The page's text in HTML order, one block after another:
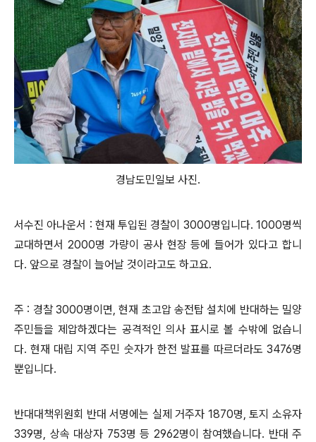
경남도민일보 사진.
서수진 아나운서 : 현재 투입된 경찰이 3000명입니다. 1000명씩
교대하면서 2000명 가량이 공사 현장 등에 들어가 있다고 합니
다. 앞으로 경찰이 늘어날 것이라고도 하고요.
주 : 경찰 3000명이면, 현재 초고압 송전탑 설치에 반대하는 밀양
주민들을 제압하겠다는 공격적인 의사 표시로 볼 수밖에 없습니
다. 현재 대립 지역 주민 숫자가 한전 발표를 따르더라도 3476명
뿐입니다.
반대대책위원회 반대 서명에는 실제 거주자 1870명, 토지 소유자
339명, 상속 대상자 753명 등 2962명이 참여했습니다. 반대 주